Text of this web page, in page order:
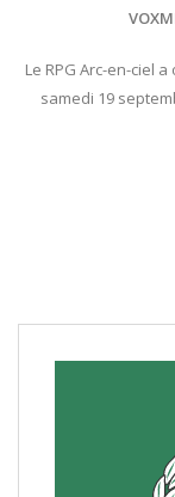
Le RPG Arc-en-ciel
samedi 19